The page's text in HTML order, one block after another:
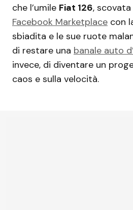
che l’umile Fiat 126,
Facebook Marketplace con
sbiadita e le sue ruote
di restare una banale auto
invece, di diventare un
caos e sulla velocità.